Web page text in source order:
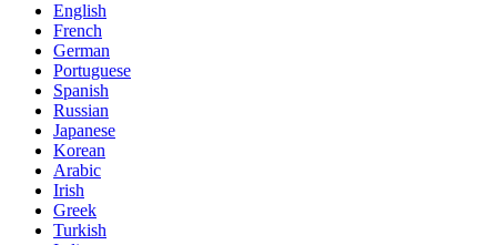
English
French
German
Portuguese
Spanish
Russian
Japanese
Korean
Arabic
Irish
Greek
Turkish